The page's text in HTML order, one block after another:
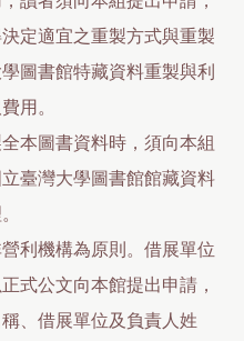
定適宜之重製方式與重製
圖書館特藏資料重製與利
用。
本圖書資料時，須向本組
臺灣大學圖書館館藏資料
利機構為原則。借展單位
式公文向本館提出申請，
、借展單位及負責人姓